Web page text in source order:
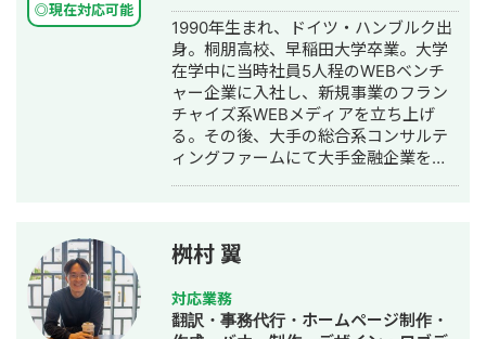
◎現在対応可能
1990年生まれ、ドイツ・ハンブルク出
身。桐朋高校、早稲田大学卒業。大学
在学中に当時社員5人程のWEBベンチ
ャー企業に入社し、新規事業のフラン
チャイズ系WEBメディアを立ち上げ
る。その後、大手の総合系コンサルテ
ィングファームにて大手金融企業を顧
桝村 翼
対応業務
翻訳・事務代行・ホームページ制作・